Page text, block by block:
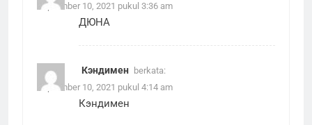
September 10, 2021 pukul 3:36 am
ДЮНА
Кэндимен berkata:
September 10, 2021 pukul 4:14 am
Кэндимен